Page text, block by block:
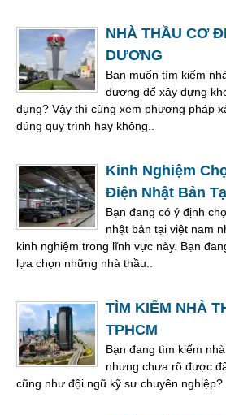
NHÀ THẦU CƠ
DƯƠNG
Bạn muốn tìm kiếm
dương để xây dựng
dụng? Vậy thì cùng xem phương pháp
đúng quy trình hay không..
Kinh Nghiệm
Điện Nhật Bản
Bạn đang có ý định
nhật bản tại việt nam
kinh nghiệm trong lĩnh vực này. Bạn
lựa chọn những nhà thầu..
TÌM KIẾM NHÀ
TPHCM
Bạn đang tìm kiếm
nhưng chưa rõ được
cũng như đội ngũ kỹ sư chuyên nghiệp?